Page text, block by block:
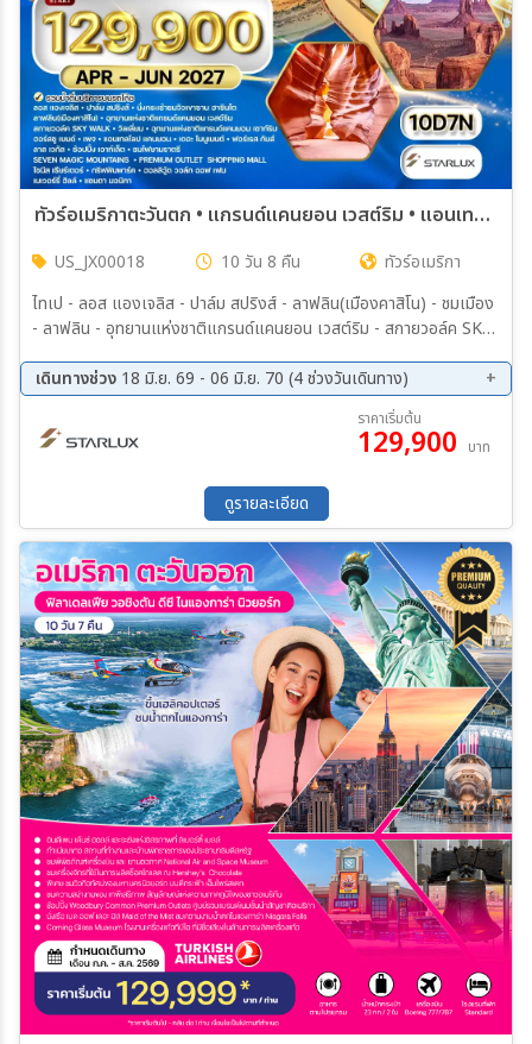
ทัวร์อเมริกาตะวันตก • แกรนด์แคนยอน เวสต์ริม • แอนเทลโลปแคนยอน 10 วัน (JX) APR - JUN 2027
US_JX00018 10 วัน 8 คืน
ทัวร์อเมริกา
ไทเป - ลอส แองเจลิส - ปาล์ม สปริงส์ - ลาฟลิน(เมืองคาสิโน) - ชมเมือง
- ลาฟลิน - อุทยานแห่งชาติแกรนด์แคนยอน เวสต์ริม - สกายวอล์ค SKY
เบนด์ - เพจ - แอนเทลโลป แคนยอน - เดอะ โมนูเมนต์ - ฟอร์เรส กัมส์
เดินทางช่วง 18 มิ.ย. 69 - 06 มิ.ย. 70 (4 ช่วงวันเดินทาง)
30 เม.ย 70 - 09 พ.ค. 70
19 พ.ค. 70 - 28 พ.ค. 70
28 พ.ค. 70 - 06 มิ.ย 70
ราคาเริ่มต้น
129,900 บาท
ดูรายละเอียด